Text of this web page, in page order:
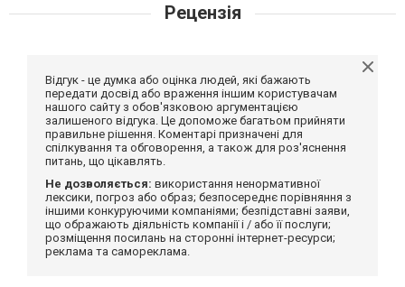
Рецензія
Відгук - це думка або оцінка людей, які бажають
передати досвід або враження іншим користувачам
нашого сайту з обов'язковою аргументацією
залишеного відгука. Це допоможе багатьом прийняти
правильне рішення. Коментарі призначені для
спілкування та обговорення, а також для роз'яснення
питань, що цікавлять.
Не дозволяється: використання ненормативної
лексики, погроз або образ; безпосереднє порівняння з
іншими конкуруючими компаніями; безпідставні заяви,
що ображають діяльність компанії і / або її послуги;
розміщення посилань на сторонні інтернет-ресурси;
реклама та самореклама.